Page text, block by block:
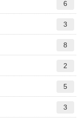
6
3
8
2
5
3